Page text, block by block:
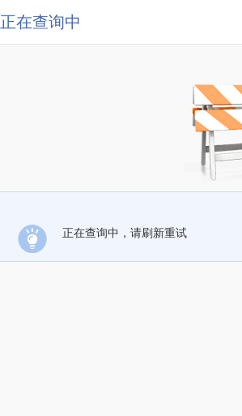
正在查询中
正在查询中，请刷新重试